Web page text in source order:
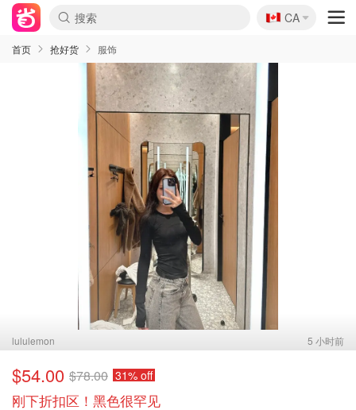
🇨🇦
CA
首页 抢好货 服饰
lululemon 5 小时前
$54.00 $78.00 31% off
刚下折扣区！黑色很罕见